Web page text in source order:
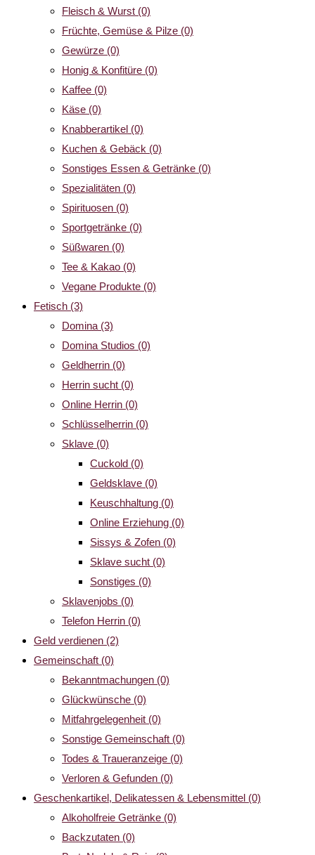
Fleisch & Wurst (0)
Früchte, Gemüse & Pilze (0)
Gewürze (0)
Honig & Konfitüre (0)
Kaffee (0)
Käse (0)
Knabberartikel (0)
Kuchen & Gebäck (0)
Sonstiges Essen & Getränke (0)
Spezialitäten (0)
Spirituosen (0)
Sportgetränke (0)
Süßwaren (0)
Tee & Kakao (0)
Vegane Produkte (0)
Fetisch (3)
Domina (3)
Domina Studios (0)
Geldherrin (0)
Herrin sucht (0)
Online Herrin (0)
Schlüsselherrin (0)
Sklave (0)
Cuckold (0)
Geldsklave (0)
Keuschhaltung (0)
Online Erziehung (0)
Sissys & Zofen (0)
Sklave sucht (0)
Sonstiges (0)
Sklavenjobs (0)
Telefon Herrin (0)
Geld verdienen (2)
Gemeinschaft (0)
Bekanntmachungen (0)
Glückwünsche (0)
Mitfahrgelegenheit (0)
Sonstige Gemeinschaft (0)
Todes & Traueranzeige (0)
Verloren & Gefunden (0)
Geschenkartikel, Delikatessen & Lebensmittel (0)
Alkoholfreie Getränke (0)
Backzutaten (0)